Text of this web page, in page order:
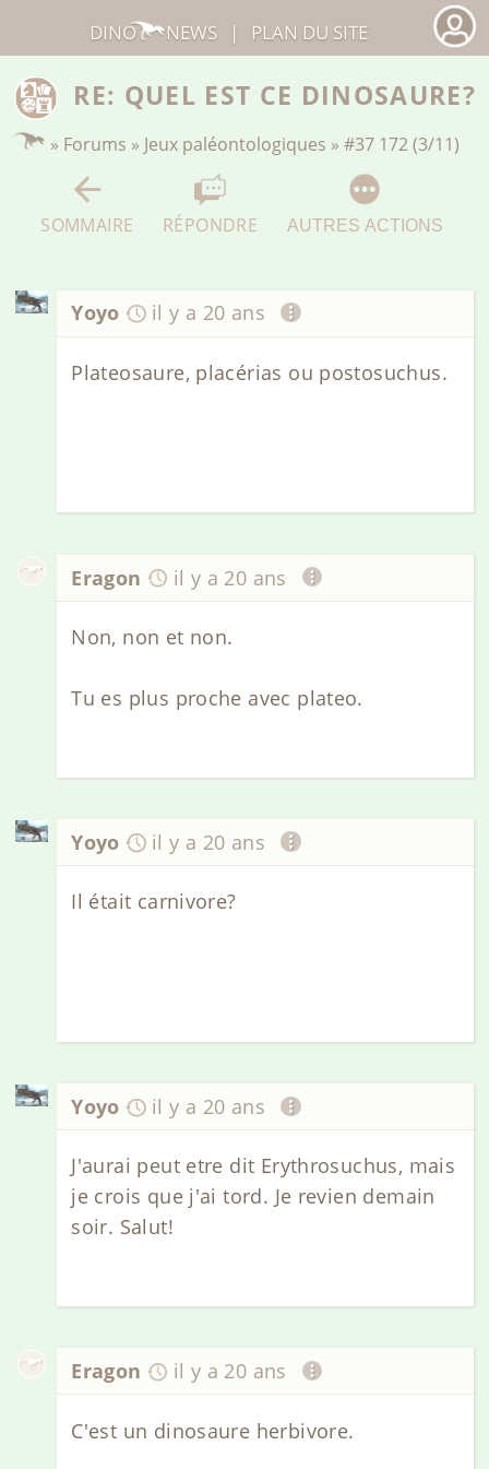
RE: QUEL EST CE DINOSAURE?
» Forums » Jeux paléontologiques »#37 172 (3/11)
SOMMAIRE RÉPONDRE AUTRES ACTIONS
Yoyo il y a 20 ans
Plateosaure, placérias ou postosuchus.
Eragon il y a 20 ans
Non, non et non.
Tu es plus proche avec plateo.
Yoyo il y a 20 ans
Il était carnivore?
Yoyo il y a 20 ans
J'aurai peut etre dit Erythrosuchus, mais
je crois que j'ai tord. Je revien demain
soir. Salut!
Eragon il y a 20 ans
C'est un dinosaure herbivore.
DINO NEWS | PLAN DU SITE